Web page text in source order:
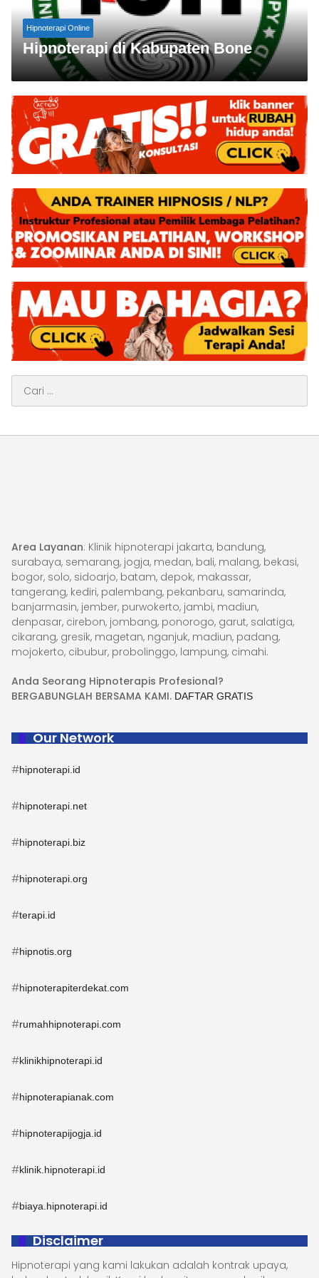
Hipnoterapi Online
Hipnoterapi di Kabupaten Bone
untuk:
Area Layanan: Klinik hipnoterapi jakarta, bandung,
surabaya, semarang, jogja, medan, bali, malang, bekasi,
bogor, solo, sidoarjo, batam, depok, makassar,
tangerang, kediri, palembang, pekanbaru, samarinda,
banjarmasin, jember, purwokerto, jambi, madiun,
denpasar, cirebon, jombang, ponorogo, garut, salatiga,
cikarang, gresik, magetan, nganjuk, madiun, padang,
mojokerto, cibubur, probolinggo, lampung, cimahi.
Anda Seorang Hipnoterapis Profesional?
BERGABUNGLAH BERSAMA KAMI. DAFTAR GRATIS
Our Network
#hipnoterapi.id
#hipnoterapi.net
#hipnoterapi.biz
#hipnoterapi.org
#terapi.id
#hipnotis.org
#hipnoterapiterdekat.com
#rumahhipnoterapi.com
#klinikhipnoterapi.id
#hipnoterapianak.com
#hipnoterapijogja.id
#klinik.hipnoterapi.id
#biaya.hipnoterapi.id
Disclaimer
Hipnoterapi yang kami lakukan adalah kontrak upaya,